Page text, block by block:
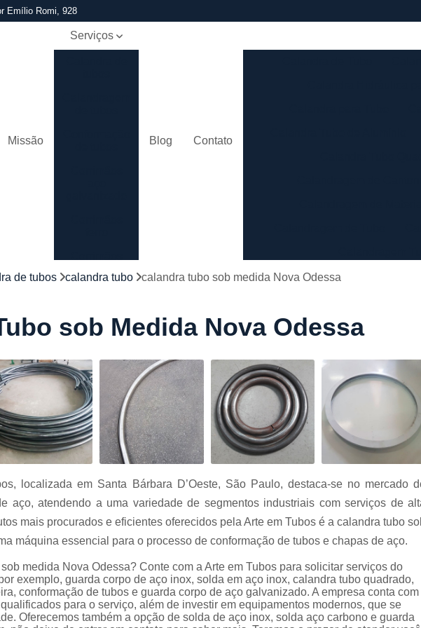
Emílio Romi, 928
Missão
Serviços
Cortes a
Cortes de
chapa
Curvamento
de tubo
Dobra de
chapas
tubo
corte
Guarda
corpos
carbono
Guarda
corpos ferro
Blog Contato
Calandragem Tubo
Conformação com Tubo
Conformação
Conformação para
Conformação Tubo de Metal
Corrimão Aço Tipo
Corrimão
Corrimão de Aço
Corrimão
Corrimão em Tubo de
Corrimão Galvanizado
Corrimão
Corrimão de
de tubos calandra tubo calandra tubo sob medida Nova Odessa
sob Medida Nova Odessa
localizada em Santa Bárbara D’Oeste, São Paulo, destaca-se no mercado
aço, atendendo a uma variedade de segmentos industriais com serviços de
mais procurados e eficientes oferecidos pela Arte em Tubos é a calandra tubo
máquina essencial para o processo de conformação de tubos e chapas de aço.
medida Nova Odessa? Conte com a Arte em Tubos para solicitar serviços do
exemplo, guarda corpo de aço inox, solda em aço inox, calandra tubo quadrado,
conformação de tubos e guarda corpo de aço galvanizado. A empresa conta com
para o serviço, além de investir em equipamentos modernos, que se
Oferecemos também a opção de solda de aço inox, solda aço carbono e guarda